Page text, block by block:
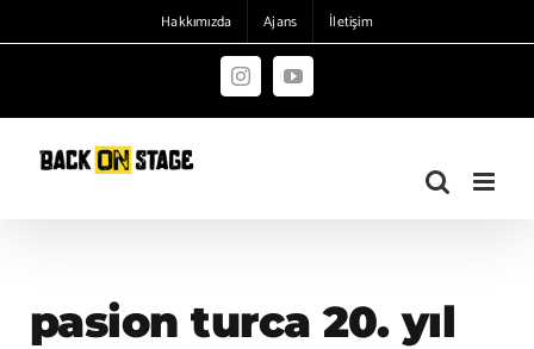
to
Hakkımızda Ajans İletişim
InstagramYouTube
pasion turca 20. yıl